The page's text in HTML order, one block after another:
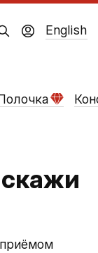
English
скажи